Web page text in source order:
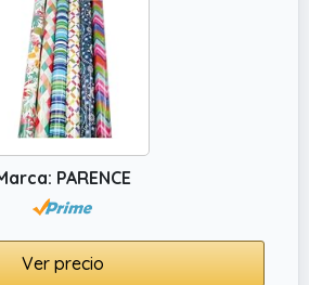
PARENCE
Ver precio